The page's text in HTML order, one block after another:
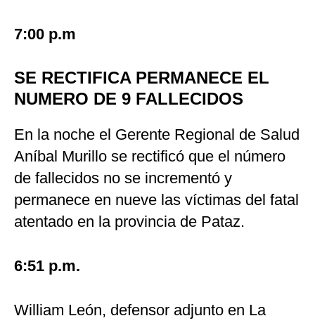
7:00 p.m
SE RECTIFICA PERMANECE EL
NUMERO DE 9 FALLECIDOS
En la noche el Gerente Regional de Salud
Aníbal Murillo se rectificó que el número
de fallecidos no se incrementó y
permanece en nueve las víctimas del fatal
atentado en la provincia de Pataz.
6:51 p.m.
William León, defensor adjunto en La